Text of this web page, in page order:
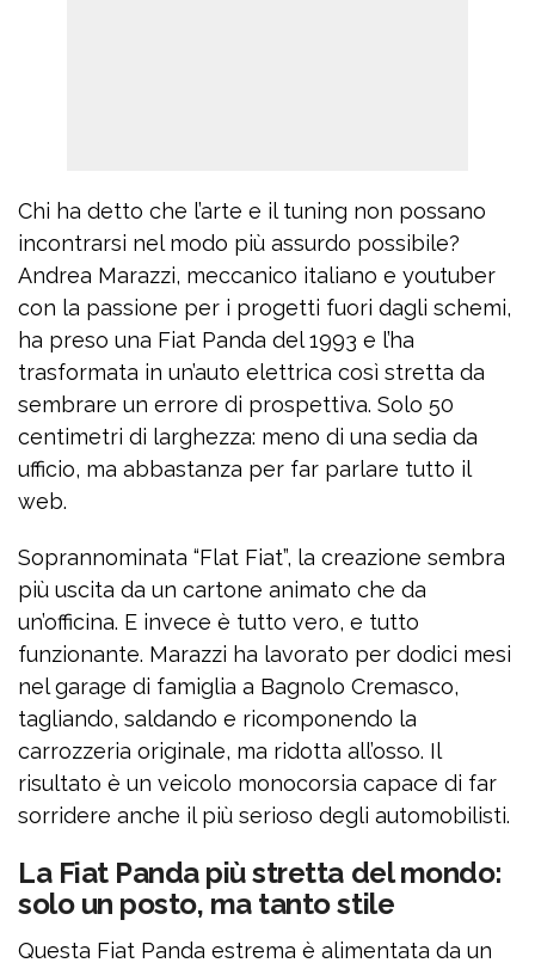
Chi ha detto che l’arte e il tuning non possano
incontrarsi nel modo più assurdo possibile?
Andrea Marazzi, meccanico italiano e youtuber
con la passione per i progetti fuori dagli schemi,
ha preso una Fiat Panda del 1993 e l’ha
trasformata in un’auto elettrica così stretta da
sembrare un errore di prospettiva. Solo 50
centimetri di larghezza: meno di una sedia da
ufficio, ma abbastanza per far parlare tutto il
web.
Soprannominata “Flat Fiat”, la creazione sembra
più uscita da un cartone animato che da
un’officina. E invece è tutto vero, e tutto
funzionante. Marazzi ha lavorato per dodici mesi
nel garage di famiglia a Bagnolo Cremasco,
tagliando, saldando e ricomponendo la
carrozzeria originale, ma ridotta all’osso. Il
risultato è un veicolo monocorsia capace di far
sorridere anche il più serioso degli automobilisti.
La Fiat Panda più stretta del mondo:
solo un posto, ma tanto stile
Questa Fiat Panda estrema è alimentata da un